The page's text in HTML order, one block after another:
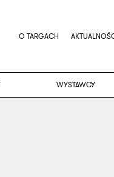
O TARGACH
WYSTAWCY